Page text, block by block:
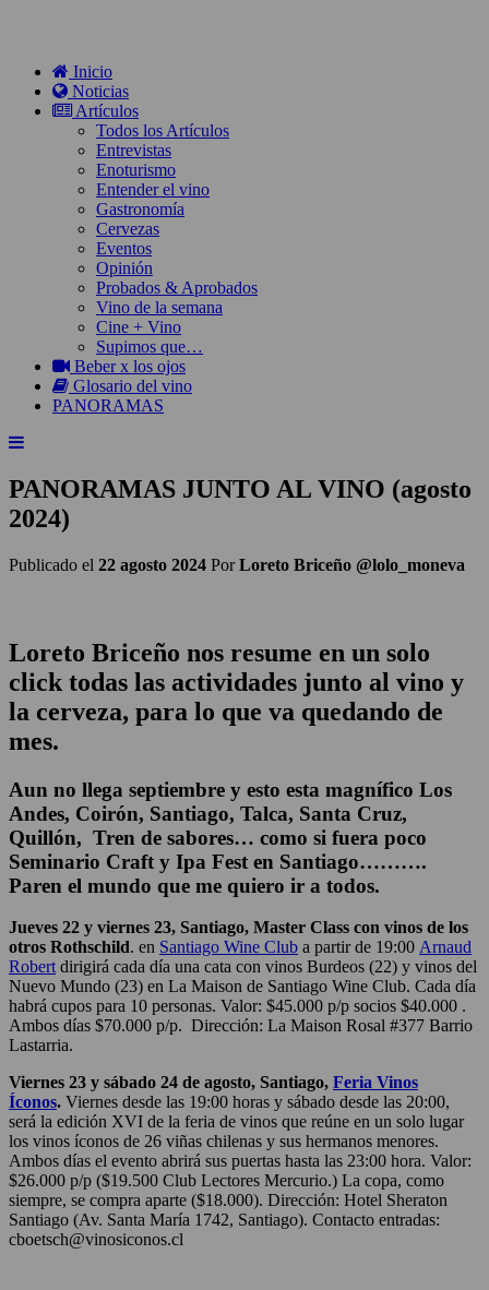
Inicio
Noticias
Artículos
Todos los Artículos
Entrevistas
Enoturismo
Entender el vino
Gastronomía
Cervezas
Eventos
Opinión
Probados & Aprobados
Vino de la semana
Cine + Vino
Supimos que…
Beber x los ojos
Glosario del vino
PANORAMAS
PANORAMAS JUNTO AL VINO (agosto
2024)
Publicado el 22 agosto 2024 PorLoreto Briceño @lolo_moneva
Loreto Briceño nos resume en un solo
click todas las actividades junto al vino y
la cerveza, para lo que va quedando de
mes.
Aun no llega septiembre y esto esta magnífico Los
Andes, Coirón, Santiago, Talca, Santa Cruz,
Quillón, Tren de sabores… como si fuera poco
Seminario Craft y Ipa Fest en Santiago……….
Paren el mundo que me quiero ir a todos.
Jueves 22 y viernes 23, Santiago, Master Class con vinos de los
otros Rothschild. en Santiago Wine Club a partir de 19:00 Arnaud
Robertdirigirá cada día una cata con vinos Burdeos (22) y vinos del
Nuevo Mundo (23) en La Maison de Santiago Wine Club. Cada día
habrá cupos para 10 personas. Valor: $45.000 p/p socios $40.000 .
Ambos días $70.000 p/p. Dirección: La Maison Rosal #377 Barrio
Lastarria.
Viernes 23 y sábado 24 de agosto, Santiago, Feria Vinos
Íconos. Viernes desde las 19:00 horas y sábado desde las 20:00,
será la edición XVI de la feria de vinos que reúne en un solo lugar
los vinos íconos de 26 viñas chilenas y sus hermanos menores.
Ambos días el evento abrirá sus puertas hasta las 23:00 hora. Valor:
$26.000 p/p ($19.500 Club Lectores Mercurio.) La copa, como
siempre, se compra aparte ($18.000). Dirección: Hotel Sheraton
Santiago (Av. Santa María 1742, Santiago). Contacto entradas:
cboetsch@vinosiconos.cl